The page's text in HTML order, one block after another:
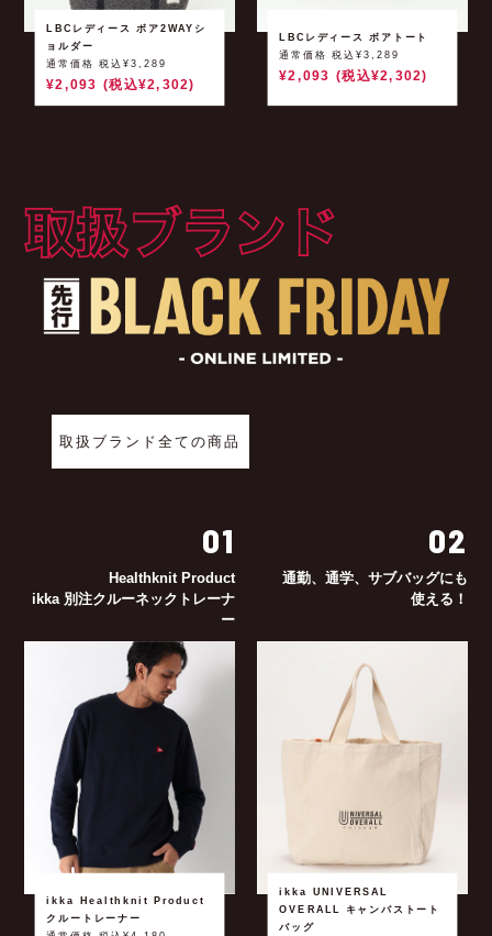
LBCレディース ボア2WAYシ
ョルダー
通常価格 税込¥3,289
¥2,093 (税込¥2,302)
LBCレディース ボアトート
通常価格 税込¥3,289
¥2,093 (税込¥2,302)
取扱ブランド全ての商品
01
Healthknit Product
ikka 別注クルーネックトレーナ
ー
ikka Healthknit Product
クルートレーナー
02
通勤、通学、サブバッグにも
使える！
ikka UNIVERSAL
OVERALL キャンバストート
バッグ